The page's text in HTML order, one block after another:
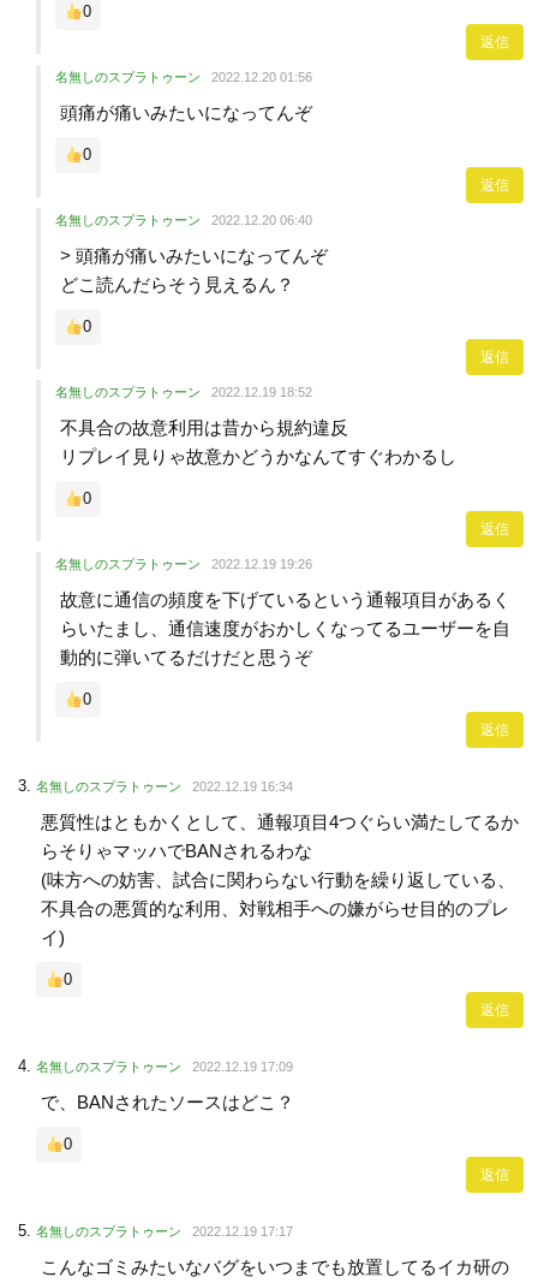
0
返信
名無しのスプラトゥーン 2022.12.20 01:56
頭痛が痛いみたいになってんぞ
0
返信
名無しのスプラトゥーン 2022.12.20 06:40
> 頭痛が痛いみたいになってんぞ
どこ読んだらそう見えるん？
0
返信
名無しのスプラトゥーン 2022.12.19 18:52
不具合の故意利用は昔から規約違反
リプレイ見りゃ故意かどうかなんてすぐわかるし
0
返信
名無しのスプラトゥーン 2022.12.19 19:26
故意に通信の頻度を下げているという通報項目があるく
らいたまし、通信速度がおかしくなってるユーザーを自
動的に弾いてるだけだと思うぞ
0
返信
名無しのスプラトゥーン 2022.12.19 16:34
悪質性はともかくとして、通報項目4つぐらい満たしてるか
らそりゃマッハでBANされるわな
(味方への妨害、試合に関わらない行動を繰り返している、
不具合の悪質的な利用、対戦相手への嫌がらせ目的のプレ
イ)
0
返信
名無しのスプラトゥーン 2022.12.19 17:09
で、BANされたソースはどこ？
0
返信
名無しのスプラトゥーン 2022.12.19 17:17
こんなゴミみたいなバグをいつまでも放置してるイカ研の